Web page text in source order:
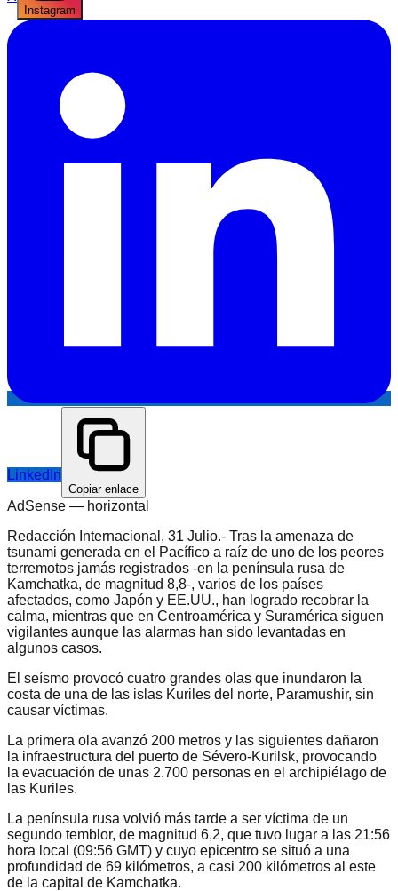
Instagram
LinkedIn
Copiar enlace
AdSense — horizontal
Redacción Internacional, 31 Julio.- Tras la amenaza de
tsunami generada en el Pacífico a raíz de uno de los peores
terremotos jamás registrados -en la península rusa de
Kamchatka, de magnitud 8,8-, varios de los países
afectados, como Japón y EE.UU., han logrado recobrar la
calma, mientras que en Centroamérica y Suramérica siguen
vigilantes aunque las alarmas han sido levantadas en
algunos casos.
El seísmo provocó cuatro grandes olas que inundaron la
costa de una de las islas Kuriles del norte, Paramushir, sin
causar víctimas.
La primera ola avanzó 200 metros y las siguientes dañaron
la infraestructura del puerto de Sévero-Kurilsk, provocando
la evacuación de unas 2.700 personas en el archipiélago de
las Kuriles.
La península rusa volvió más tarde a ser víctima de un
segundo temblor, de magnitud 6,2, que tuvo lugar a las 21:56
hora local (09:56 GMT) y cuyo epicentro se situó a una
profundidad de 69 kilómetros, a casi 200 kilómetros al este
de la capital de Kamchatka.